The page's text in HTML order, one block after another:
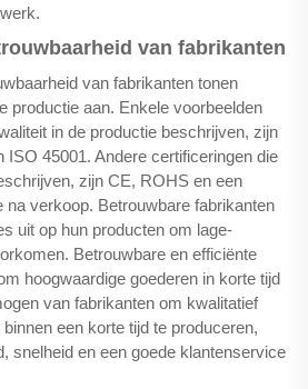
van fabrikanten
van fabrikanten tonen
productie aan. Enkele voorbeelden
in de productie beschrijven, zijn
ISO 45001. Andere certificeringen die
zijn CE, ROHS en een
verkoop. Betrouwbare fabrikanten
uit op hun producten om lage-
Betrouwbare en efficiënte
hoogwaardige goederen in korte tijd
van fabrikanten om kwalitatief
een korte tijd te produceren,
snelheid en een goede klantenservice